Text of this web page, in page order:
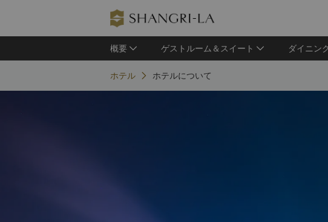
概要 ゲストルーム＆スイート ダイニン
ホテル ホテルについて